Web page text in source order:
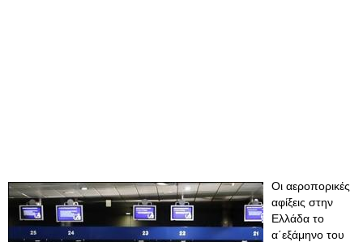
Oι αεροπορικές
αφίξεις στην
Ελλάδα το
α΄εξάμηνο του